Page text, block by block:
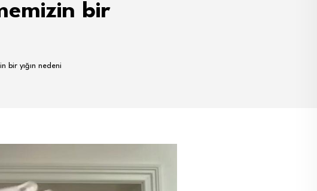
bir
bir yığın nedeni